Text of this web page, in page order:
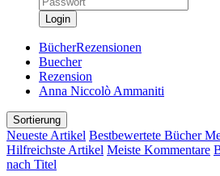
Login
BücherRezensionen
Buecher
Rezension
Anna Niccolò Ammaniti
Sortierung
Neueste Artikel Bestbewertete Bücher
Hilfreichste Artikel Meiste Kommentare
nach Titel